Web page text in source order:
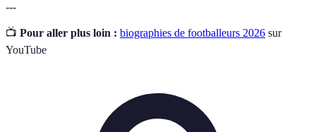
---
📺 Pour aller plus loin : biographies de footballeurs 2026 sur
YouTube